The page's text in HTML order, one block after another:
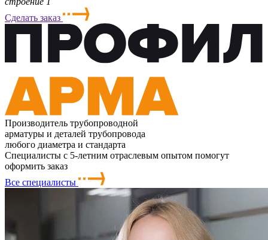
Сделать заказ
Производитель трубопроводной
арматуры и деталей трубопровода
любого диаметра и стандарта
Специалисты с 5-летним отраслевым опытом помогут
оформить заказ
Все специалисты